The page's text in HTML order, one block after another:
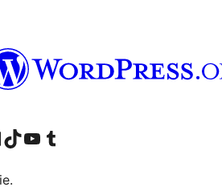
Facebook
compte Instagram
notre compte LinkedIn
Visiter notre compte TokTok
Visiter notre chaîne YouTube
Visiter notre compte Tumblr